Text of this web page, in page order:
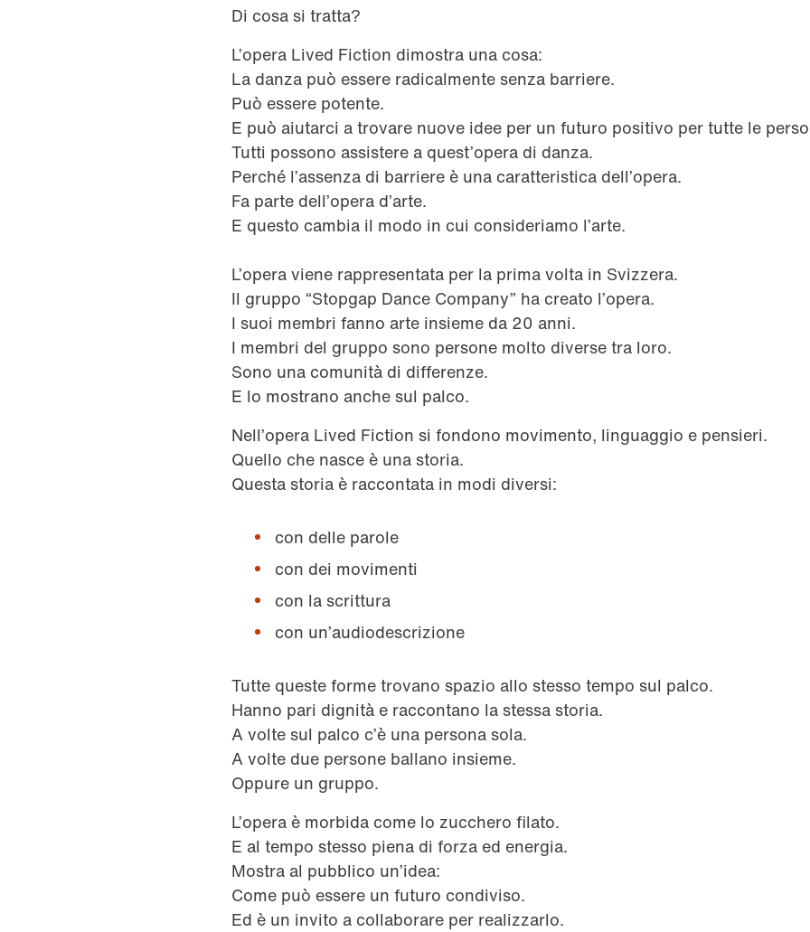
Di cosa si tratta?
L’opera Lived Fiction dimostra una cosa:
La danza può essere radicalmente senza barriere.
Può essere potente.
E può aiutarci a trovare nuove idee per un futuro positivo per tutte le
Tutti possono assistere a quest’opera di danza.
Perché l’assenza di barriere è una caratteristica dell’opera.
Fa parte dell’opera d’arte.
E questo cambia il modo in cui consideriamo l’arte.
L’opera viene rappresentata per la prima volta in Svizzera.
Il gruppo “Stopgap Dance Company” ha creato l’opera.
I suoi membri fanno arte insieme da 20 anni.
I membri del gruppo sono persone molto diverse tra loro.
Sono una comunità di differenze.
E lo mostrano anche sul palco.
Nell’opera Lived Fiction si fondono movimento, linguaggio e pensieri.
Quello che nasce è una storia.
Questa storia è raccontata in modi diversi:
con delle parole
con dei movimenti
con la scrittura
con un’audiodescrizione
Tutte queste forme trovano spazio allo stesso tempo sul palco.
Hanno pari dignità e raccontano la stessa storia.
A volte sul palco c’è una persona sola.
A volte due persone ballano insieme.
Oppure un gruppo.
L’opera è morbida come lo zucchero filato.
E al tempo stesso piena di forza ed energia.
Mostra al pubblico un’idea:
Come può essere un futuro condiviso.
Ed è un invito a collaborare per realizzarlo.